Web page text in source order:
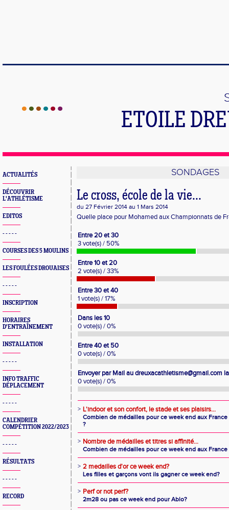
ETOILE
ACTUALITÉS
DÉCOUVRIR
L'ATHLÉTISME
EDITOS
- - - - -
COURSES DES 5 MOULINS
LES FOULÉES DROUAISES
- - - - -
INSCRIPTION
HORAIRES
D'ENTRAÎNEMENT
INSTALLATION
- - - - -
INFO TRAFFIC
DÉPLACEMENT
- - - - -
CALENDRIER
COMPÉTITION 2022/2023
- - - - -
RÉSULTATS
- - - - -
RECORD
SONDAGES
Le cross, école de la vie...
du 27 Février 2014 au 1 Mars 2014
Quelle place pour Mohamed aux Championnats de
Entre 20 et 30
3 vote(s) / 50%
Entre 10 et 20
2 vote(s) / 33%
Entre 30 et 40
1 vote(s) / 17%
Dans les 10
0 vote(s) / 0%
Entre 40 et 50
0 vote(s) / 0%
Envoyer par Mail au dreuxacathletisme@gmail.com
0 vote(s) / 0%
> L'indoor et son confort, le stade et ses plaisirs...
Combien de médailles pour ce week end aux
?
> Nombre de médailles et titres si affinité...
Combien de médailles pour ce week end aux
> 2 medailles d'or ce week end?
Les filles et garçons vont ils gagner ce week end?
> Perf or not perf?
2m28 ou pas ce week end pour Ablo?